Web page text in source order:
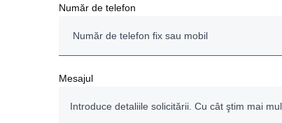
Număr de telefon
Mesajul